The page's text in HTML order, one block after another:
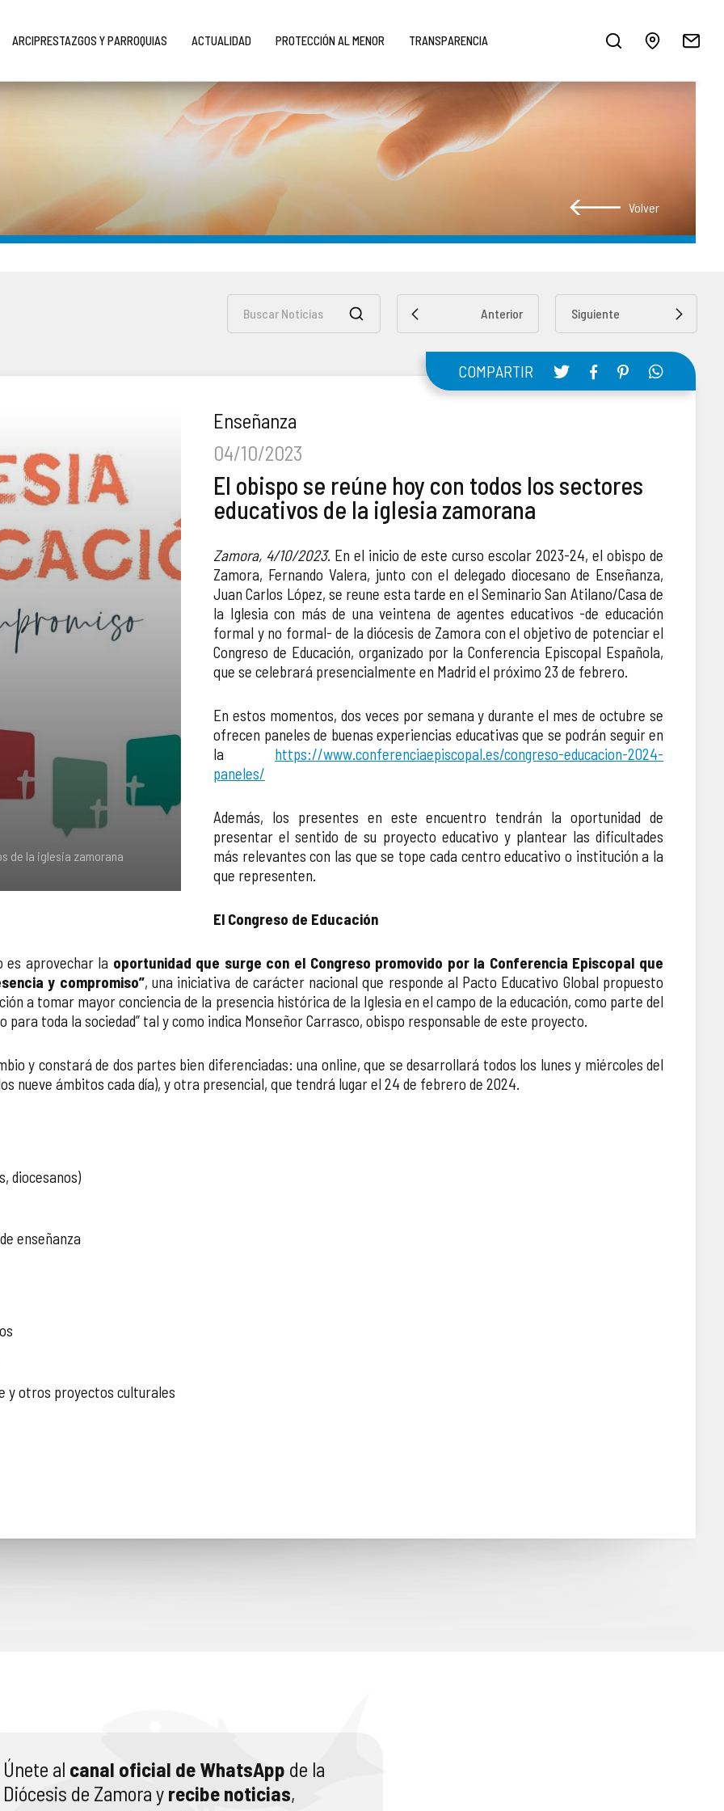
ARCIPRESTAZGOS Y PARROQUIAS ACTUALIDAD PROTECCIÓN AL MENOR TRANSPARENCIA
Volver
Anterior Siguiente
de la iglesia zamorana
Enseñanza
04/10/2023
COMPARTIR
El obispo se reúne hoy con todos los sectores
educativos de la iglesia zamorana
Zamora, 4/10/2023. En el inicio de este curso escolar 2023-24, el obispo de
Zamora, Fernando Valera, junto con el delegado diocesano de Enseñanza,
Juan Carlos López, se reune esta tarde en el Seminario San Atilano/Casa de
la Iglesia con más de una veintena de agentes educativos -de educación
formal y no formal- de la diócesis de Zamora con el objetivo de potenciar el
Congreso de Educación, organizado por la Conferencia Episcopal Española,
que se celebrará presencialmente en Madrid el próximo 23 de febrero.
En estos momentos, dos veces por semana y durante el mes de octubre se
ofrecen paneles de buenas experiencias educativas que se podrán seguir en
la https://www.conferenciaepiscopal.es/congreso-educacion-2024-
paneles/
Además, los presentes en este encuentro tendrán la oportunidad de
presentar el sentido de su proyecto educativo y plantear las dificultades
más relevantes con las que se tope cada centro educativo o institución a la
que representen.
El Congreso de Educación
es aprovechar la oportunidad que surge con el Congreso promovido por la Conferencia Episcopal que
y compromiso”, una iniciativa de carácter nacional que responde al Pacto Educativo Global propuesto
a tomar mayor conciencia de la presencia histórica de la Iglesia en el campo de la educación, como parte del
para toda la sociedad” tal y como indica Monseñor Carrasco, obispo responsable de este proyecto.
y constará de dos partes bien diferenciadas: una online, que se desarrollará todos los lunes y miércoles del
nueve ámbitos cada día), y otra presencial, que tendrá lugar el 24 de febrero de 2024.
diocesanos)
enseñanza
y otros proyectos culturales
Únete al canal oficial de WhatsApp de la
Diócesis de Zamora y recibe noticias,